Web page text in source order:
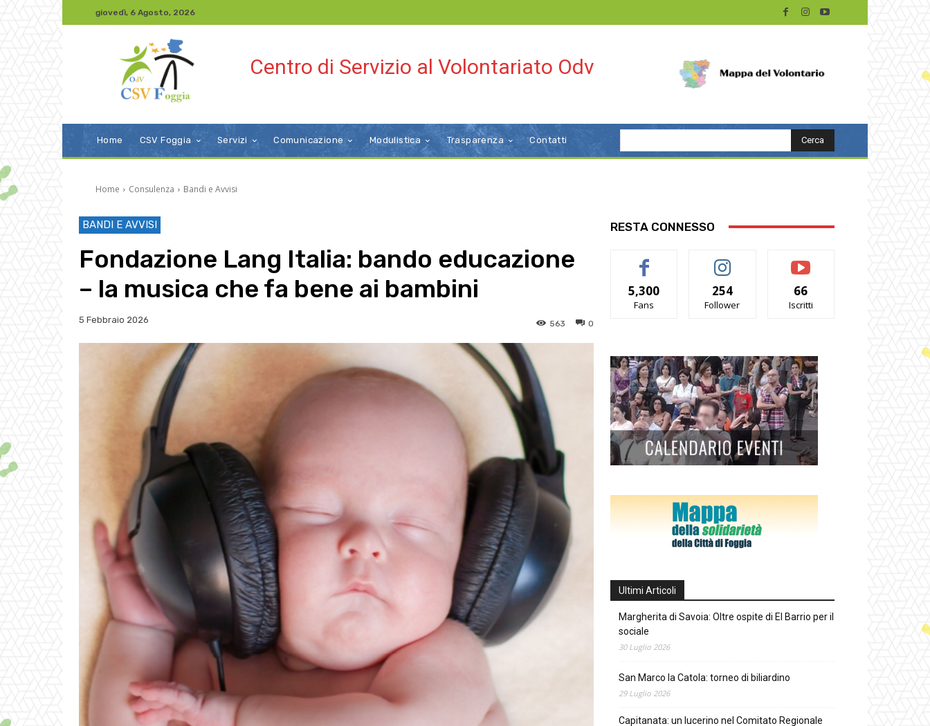
giovedì, 6 Agosto, 2026
Centro di Servizio al Volontariato Odv
Home CSV Foggia Servizi Comunicazione Modulistica Trasparenza Contatti Cerca
Home Consulenza Bandi e Avvisi
BANDI E AVVISI
Fondazione Lang Italia: bando educazione
– la musica che fa bene ai bambini
5 Febbraio 2026 0
563
RESTA CONNESSO
5,300
Fans
254
Follower
66
Iscritti
Ultimi Articoli
Margherita di Savoia: Oltre ospite di El Barrio per il
sociale
30 Luglio 2026
San Marco la Catola: torneo di biliardino
29 Luglio 2026
Capitanata: un lucerino nel Comitato Regionale